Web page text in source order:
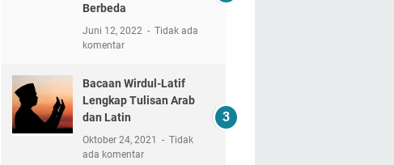
Berbeda
Juni 12, 2022
Tidak ada
komentar
Bacaan Wirdul-Latif
Lengkap Tulisan Arab
dan Latin
Oktober 24, 2021
Tidak
ada komentar